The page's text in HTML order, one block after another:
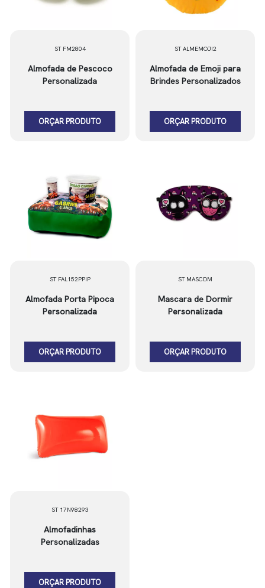
ST FM2804
Almofada de Pescoco
Personalizada
ORÇAR PRODUTO
ST ALMEMOJI2
Almofada de Emoji para
Brindes Personalizados
ORÇAR PRODUTO
ST FAL152PPIP
Almofada Porta Pipoca
Personalizada
ORÇAR PRODUTO
ST MASCDM
Mascara de Dormir
Personalizada
ORÇAR PRODUTO
ST 17N98293
Almofadinhas
Personalizadas
ORÇAR PRODUTO